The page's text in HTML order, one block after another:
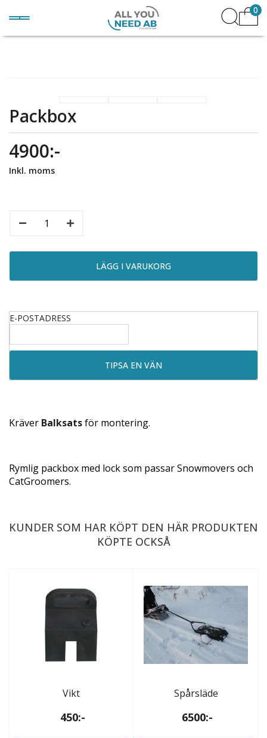
0
Packbox
4900:-
Inkl. moms
E-POSTADRESS
Kräver Balksatsför montering.
Rymlig packbox med lock som passar Snowmovers och
CatGroomers.
KUNDER SOM HAR KÖPT DEN HÄR PRODUKTEN
KÖPTE OCKSÅ
Vikt
450:-
Spårsläde
6500:-